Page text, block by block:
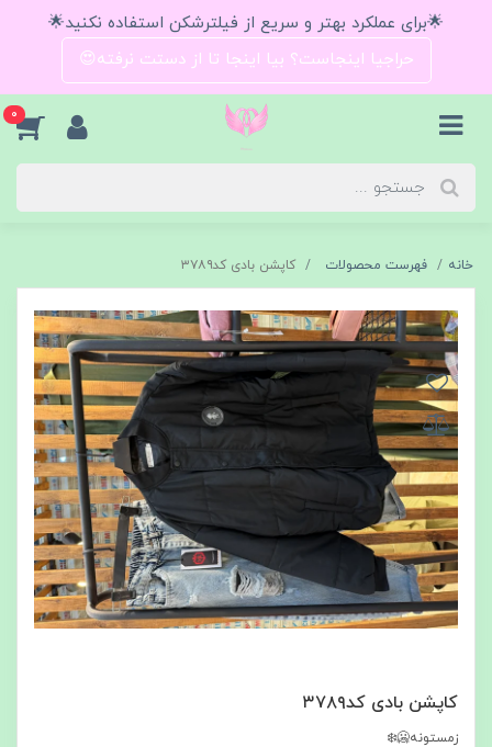
🌟برای عملکرد بهتر و سریع از فیلترشکن استفاده نکنید🌟
حراجیا اینجاست؟ بیا اینجا تا از دستت نرفته😍
0
خانه فهرست محصولات کاپشن بادی کد۳۷۸۹
کاپشن بادی کد۳۷۸۹
زمستونه🥶❄️